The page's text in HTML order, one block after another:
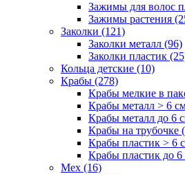
Зажимы для волос
Зажимы растения
Заколки (121)
Заколки металл (96)
Заколки пластик
Кольца детские (10)
Крабы (278)
Крабы мелкие в
Крабы металл > 6
Крабы металл до 6
Крабы на трубочке
Крабы пластик > 6
Крабы пластик до 6
Мех (16)